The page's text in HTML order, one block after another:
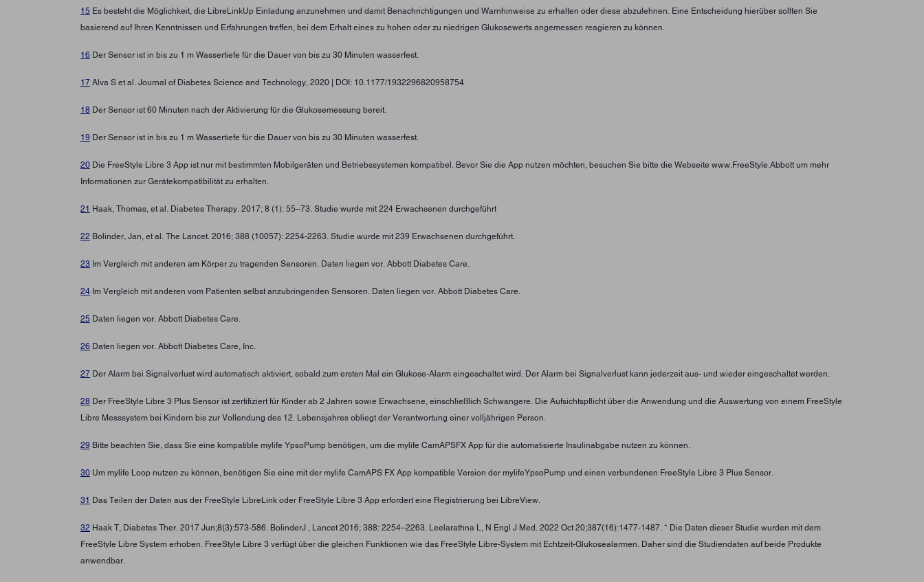
15 Es besteht die Möglichkeit, die LibreLinkUp Einladung anzunehmen und damit Benachrichtigungen und Warnhinweise zu erhalten oder diese abzulehnen. Eine Entscheidung hierüber sollten Sie
basierend auf Ihren Kenntnissen und Erfahrungen treffen, bei dem Erhalt eines zu hohen oder zu niedrigen Glukosewerts angemessen reagieren zu können.
16 Der Sensor ist in bis zu 1 m Wassertiefe für die Dauer von bis zu 30 Minuten wasserfest.
17 Alva S et al. Journal of Diabetes Science and Technology, 2020 | DOI: 10.1177/1932296820958754
18 Der Sensor ist 60 Minuten nach der Aktivierung für die Glukosemessung bereit.
19 Der Sensor ist in bis zu 1 m Wassertiefe für die Dauer von bis zu 30 Minuten wasserfest.
20 Die FreeStyle Libre 3 App ist nur mit bestimmten Mobilgeräten und Betriebssystemen kompatibel. Bevor Sie die App nutzen möchten, besuchen Sie bitte die Webseite www.FreeStyle.Abbott um mehr
Informationen zur Gerätekompatibilität zu erhalten.
21 Haak, Thomas, et al. Diabetes Therapy. 2017; 8 (1): 55–73. Studie wurde mit 224 Erwachsenen durchgeführt
22 Bolinder, Jan, et al. The Lancet. 2016; 388 (10057): 2254-2263. Studie wurde mit 239 Erwachsenen durchgeführt.
23 Im Vergleich mit anderen am Körper zu tragenden Sensoren. Daten liegen vor. Abbott Diabetes Care.
24 Im Vergleich mit anderen vom Patienten selbst anzubringenden Sensoren. Daten liegen vor. Abbott Diabetes Care.
25 Daten liegen vor. Abbott Diabetes Care.
26 Daten liegen vor. Abbott Diabetes Care, Inc.
27 Der Alarm bei Signalverlust wird automatisch aktiviert, sobald zum ersten Mal ein Glukose-Alarm eingeschaltet wird. Der Alarm bei Signalverlust kann jederzeit aus- und wieder eingeschaltet werden.
28 Der FreeStyle Libre 3 Plus Sensor ist zertifiziert für Kinder ab 2 Jahren sowie Erwachsene, einschließlich Schwangere. Die Aufsichtspflicht über die Anwendung und die Auswertung von einem FreeStyle
Libre Messsystem bei Kindern bis zur Vollendung des 12. Lebensjahres obliegt der Verantwortung einer volljährigen Person.
29 Bitte beachten Sie, dass Sie eine kompatible mylife YpsoPump benötigen, um die mylife CamAPSFX App für die automatisierte Insulinabgabe nutzen zu können.
30 Um mylife Loop nutzen zu können, benötigen Sie eine mit der mylife CamAPS FX App kompatible Version der mylifeYpsoPump und einen verbundenen FreeStyle Libre 3 Plus Sensor.
31 Das Teilen der Daten aus der FreeStyle LibreLink oder FreeStyle Libre 3 App erfordert eine Registrierung bei LibreView.
32 Haak T, Diabetes Ther. 2017 Jun;8(3):573-586. BolinderJ , Lancet 2016; 388: 2254–2263. Leelarathna L, N Engl J Med. 2022 Oct 20;387(16):1477-1487. * Die Daten dieser Studie wurden mit dem
FreeStyle Libre System erhoben. FreeStyle Libre 3 verfügt über die gleichen Funktionen wie das FreeStyle Libre-System mit Echtzeit-Glukosealarmen. Daher sind die Studiendaten auf beide Produkte
anwendbar.